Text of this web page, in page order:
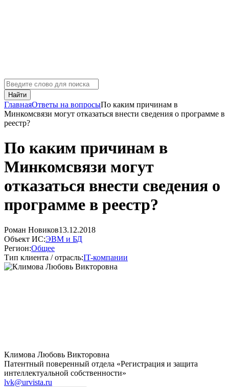
Найти
ГлавнаяОтветы на вопросыПо каким причинам в
Минкомсвязи могут отказаться внести сведения о программе в
реестр?
По каким причинам в
Минкомсвязи могут
отказаться внести сведения о
программе в реестр?
Роман Новиков13.12.2018
Объект ИС:ЭВМ и БД
Регион:Общее
Тип клиента / отрасль:IT-компании
Климова Любовь Викторовна
Патентный поверенный отдела «Регистрация и защита
интеллектуальной собственности»
lvk@urvista.ru